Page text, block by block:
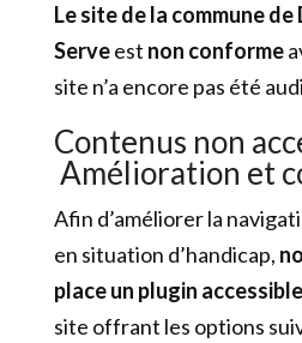
Le site de la commune
Serveest non conforme
site n’a encore pas été
Contenus non
Amélioration et
Afin d’améliorer la
en situation d’handicap,
place un plugin accessible
site offrant les options